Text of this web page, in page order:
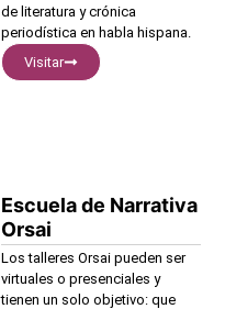
de literatura y crónica
periodística en habla hispana.
Visitar
Escuela de Narrativa
Orsai
Los talleres Orsai pueden ser
virtuales o presenciales y
tienen un solo objetivo: que